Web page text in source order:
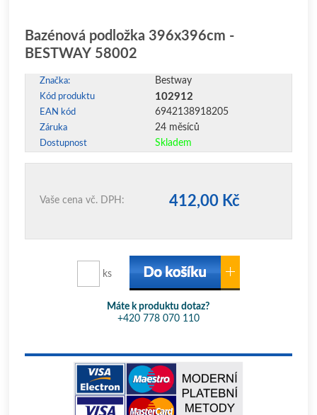
Bazénová podložka 396x396cm -
BESTWAY 58002
Značka: Bestway
Kód produktu 102912
EAN kód 6942138918205
Záruka 24 měsíců
Dostupnost Skladem
Vaše cena vč. DPH: 412,00 Kč
ks
Máte k produktu dotaz?
+420 778 070 110